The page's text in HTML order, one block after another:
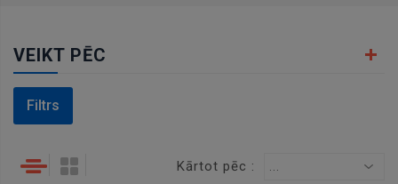
VEIKT PĒC
Filtrs
Kārtot pēc : ...